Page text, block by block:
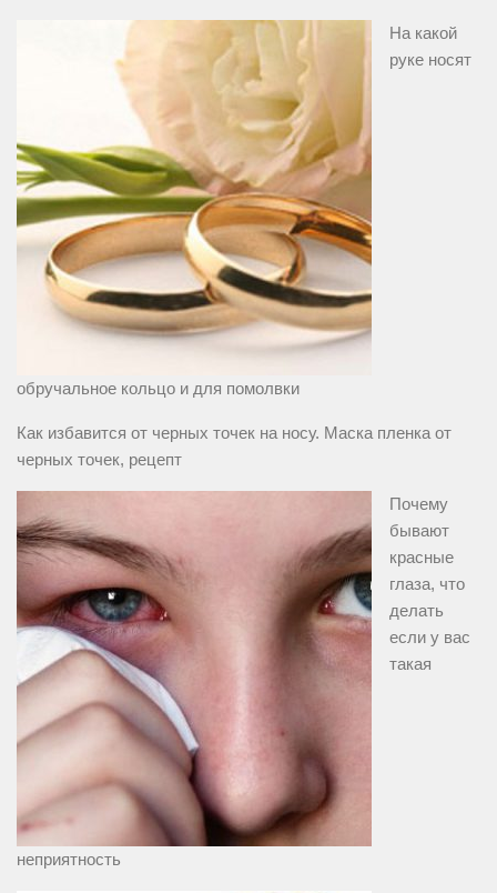
На какой
руке носят
обручальное кольцо и для помолвки
Как избавится от черных точек на носу. Маска пленка от
черных точек, рецепт
Почему
бывают
красные
глаза, что
делать
если у вас
такая
неприятность